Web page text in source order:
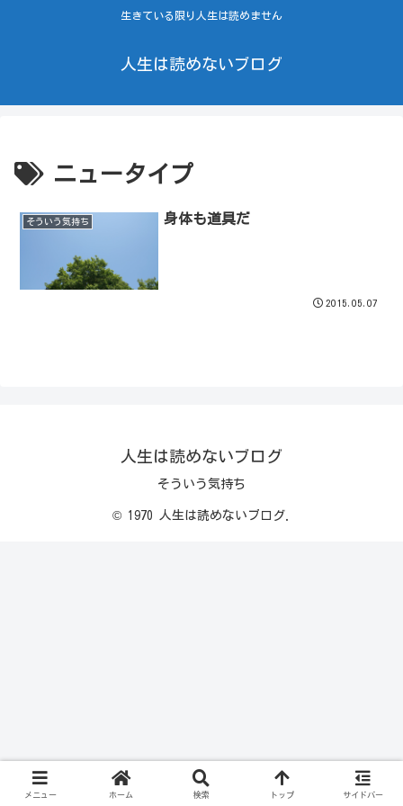
生きている限り人生は読めません
人生は読めないブログ
ニュータイプ
そういう気持ち 身体も道具だ
2015.05.07
人生は読めないブログ
そういう気持ち
© 1970 人生は読めないブログ.
メニュー ホーム 検索 トップ サイドバー